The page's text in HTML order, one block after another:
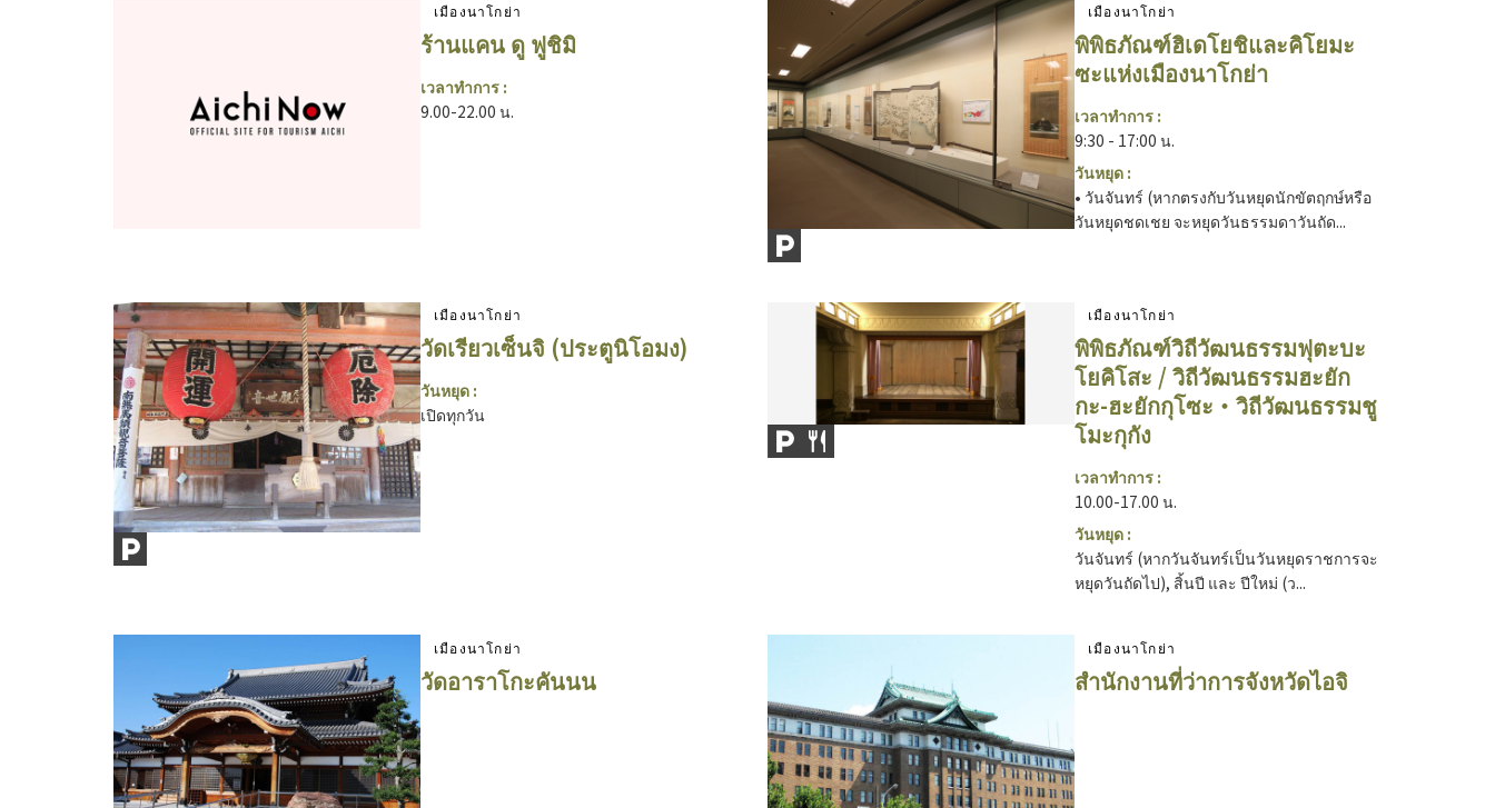
เมืองนาโกย่า
ร้านแคน ดู ฟูชิมิ
เวลาทำการ :
9.00-22.00 น.
เมืองนาโกย่า
พิพิธภัณฑ์ฮิเดโยชิและคิโยมะ
ซะแห่งเมืองนาโกย่า
เวลาทำการ :
9:30 - 17:00 น.
วันหยุด :
• วันจันทร์ (หากตรงกับวันหยุดนักขัตฤกษ์หรือ
วันหยุดชดเชย จะหยุดวันธรรมดาวันถัด...
เมืองนาโกย่า
วัดเรียวเซ็นจิ (ประตูนิโอมง)
วันหยุด :
เปิดทุกวัน
เมืองนาโกย่า
พิพิธภัณฑ์วิถีวัฒนธรรมฟุตะบะ
โยคิโสะ / วิถีวัฒนธรรมฮะยัก
กะ-ฮะยักกุโซะ・วิถีวัฒนธรรมชู
โมะกุกัง
เวลาทำการ :
10.00-17.00 น.
วันหยุด :
วันจันทร์ (หากวันจันทร์เป็นวันหยุดราชการจะ
หยุดวันถัดไป), สิ้นปี และ ปีใหม่ (ว...
เมืองนาโกย่า
วัดอาราโกะคันนน
เมืองนาโกย่า
สำนักงานที่ว่าการจังหวัดไอจิ